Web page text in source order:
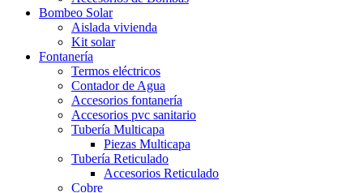
Bombeo Solar
Aislada vivienda
Kit solar
Fontanería
Termos eléctricos
Contador de Agua
Accesorios fontanería
Accesorios pvc sanitario
Tubería Multicapa
Piezas Multicapa
Tubería Reticulado
Accesorios Reticulado
Cobre